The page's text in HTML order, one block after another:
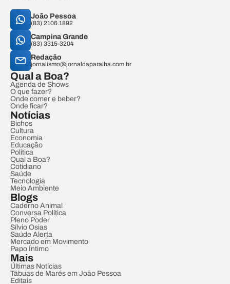
João Pessoa
(83) 2106.1892
Campina Grande
(83) 3315-3204
Redação
jornalismo@jornaldaparaiba.com.br
Qual a Boa?
Agenda de Shows
O que fazer?
Onde comer e beber?
Onde ficar?
Notícias
Bichos
Cultura
Economia
Educação
Política
Qual a Boa?
Cotidiano
Saúde
Tecnologia
Meio Ambiente
Blogs
Caderno Animal
Conversa Política
Pleno Poder
Sílvio Osias
Saúde Alerta
Mercado em Movimento
Papo Íntimo
Mais
Últimas Notícias
Tábuas de Marés em João Pessoa
Editais